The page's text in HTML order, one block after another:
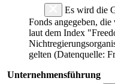
Es wird die
Fonds angegeben,
laut dem Index
gelten (Datenquelle:
Unternehmensführung